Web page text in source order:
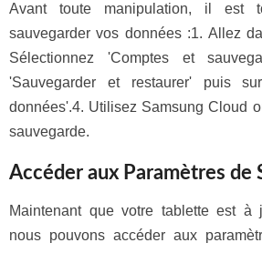
Avant toute manipulation, il est
sauvegarder vos données :1. Allez
Sélectionnez 'Comptes et
'Sauvegarder et restaurer' puis
données'.4. Utilisez Samsung Cloud
sauvegarde.
Accéder aux Paramètres de
Maintenant que votre tablette est à
nous pouvons accéder aux